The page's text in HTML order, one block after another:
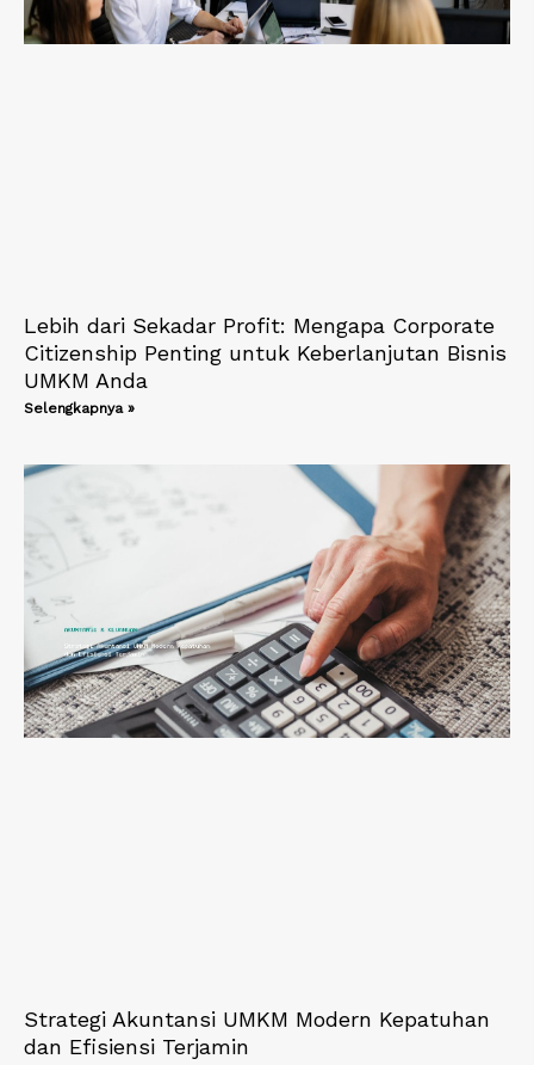
Lebih dari Sekadar Profit: Mengapa Corporate
Citizenship Penting untuk Keberlanjutan Bisnis
UMKM Anda
Selengkapnya »
Strategi Akuntansi UMKM Modern Kepatuhan
dan Efisiensi Terjamin